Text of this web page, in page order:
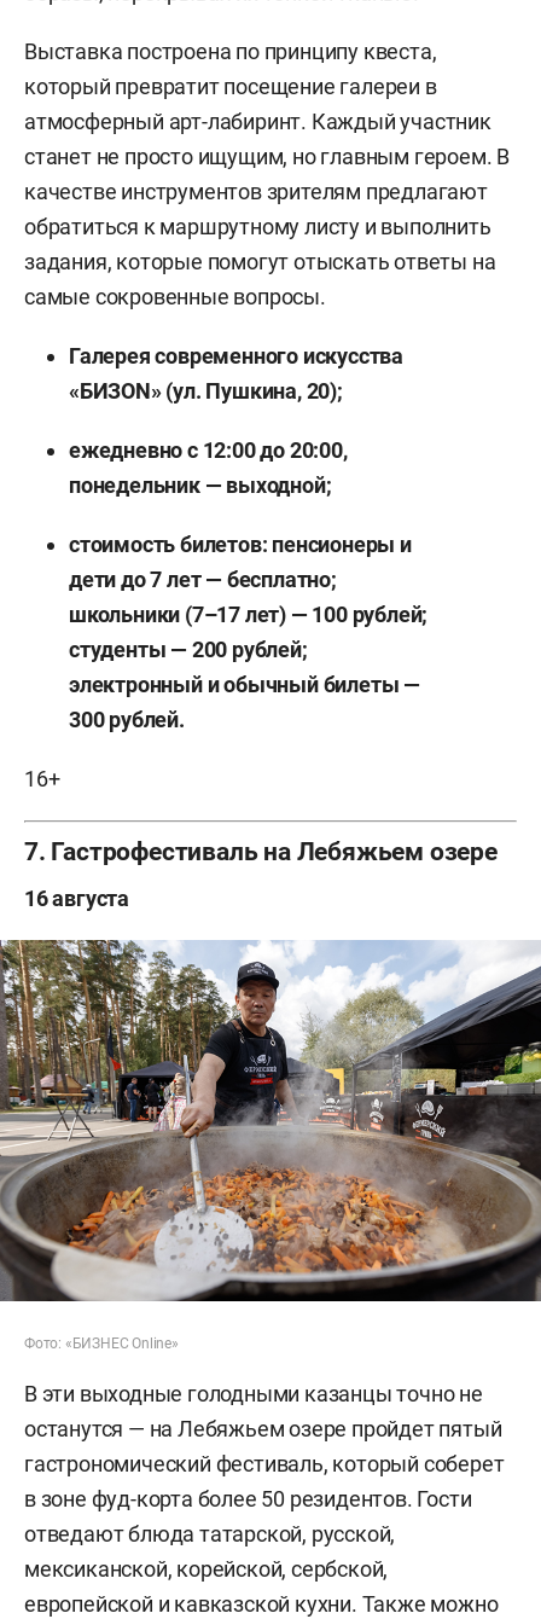
Выставка построена по принципу квеста,
который превратит посещение галереи в
атмосферный арт-лабиринт. Каждый участник
станет не просто ищущим, но главным героем. В
качестве инструментов зрителям предлагают
обратиться к маршрутному листу и выполнить
задания, которые помогут отыскать ответы на
самые сокровенные вопросы.
Галерея современного искусства
«БИЗОN» (ул. Пушкина, 20);
ежедневно с 12:00 до 20:00,
понедельник — выходной;
стоимость билетов: пенсионеры и
дети до 7 лет — бесплатно;
школьники (7–17 лет) — 100 рублей;
студенты — 200 рублей;
электронный и обычный билеты —
300 рублей.
16+
7. Гастрофестиваль на Лебяжьем озере
16 августа
Фото: «БИЗНЕС Online»
В эти выходные голодными казанцы точно не
останутся — на Лебяжьем озере пройдет пятый
гастрономический фестиваль, который соберет
в зоне фуд-корта более 50 резидентов. Гости
отведают блюда татарской, русской,
мексиканской, корейской, сербской,
европейской и кавказской кухни. Также можно